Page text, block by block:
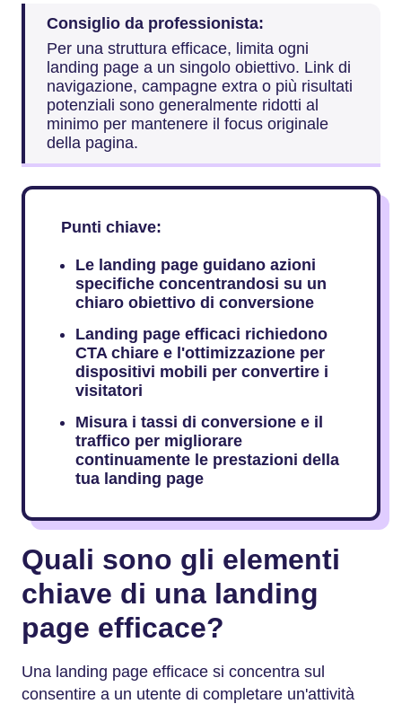
Consiglio da professionista:
Per una struttura efficace, limita ogni
landing page a un singolo obiettivo. Link di
navigazione, campagne extra o più risultati
potenziali sono generalmente ridotti al
minimo per mantenere il focus originale
della pagina.
Punti chiave:
Le landing page guidano azioni
specifiche concentrandosi su un
chiaro obiettivo di conversione
Landing page efficaci richiedono
CTA chiare e l'ottimizzazione per
dispositivi mobili per convertire i
visitatori
Misura i tassi di conversione e il
traffico per migliorare
continuamente le prestazioni della
tua landing page
Quali sono gli elementi
chiave di una landing
page efficace?
Una landing page efficace si concentra sul
consentire a un utente di completare un'attività